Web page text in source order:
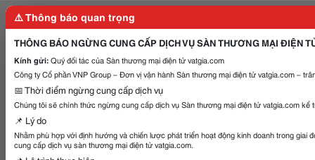
⚠️ Thông báo quan trọng
THÔNG BÁO NGỪNG CUNG CẤP DỊCH VỤ SÀN THƯƠNG MẠI ĐIỆN
Kính gửi:Quý đối tác của Sàn thương mại điện tử vatgia.com
Công ty Cổ phần VNP Group – Đơn vị vận hành Sàn thương mại điện tử vatgia.com –
📅 Thời điểm ngừng cung cấp dịch vụ
Chúng tôi sẽ chính thức ngừng cung cấp dịch vụ Sàn thương mại điện tử vatgia.com kể
📌 Lý do
Nhằm phù hợp với định hướng và chiến lược phát triển hoạt động kinh doanh trong giai
cung cấp dịch vụ sàn thương mại điện tử vatgia.com.